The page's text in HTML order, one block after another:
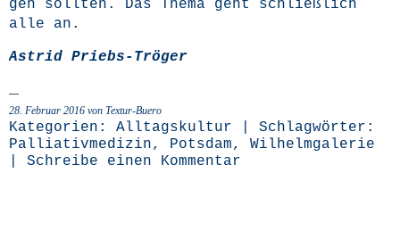
gen soll­ten. Das The­ma geht schließ­lich
alle an.
Astrid Priebs-Trö­ger
28. Februar 2016 von Textur-Buero
Kategorien: Alltagskultur | Schlagwörter:
Palliativmedizin, Potsdam, Wilhelmgalerie
Schreibe einen Kommentar